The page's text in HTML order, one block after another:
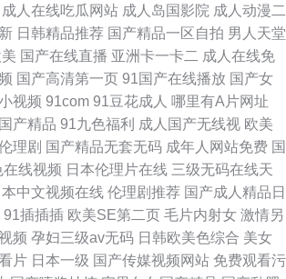
成人在线吃瓜网站 成人岛国影院 成人动漫二
日韩精品推荐 国产精品一区自拍 男人天堂
国产在线直播 亚洲卡一卡二 成人在线免
国产高清第一页 91国产在线播放 国产女
视频 91com 91豆花成人 哪里有A片网址
产精品 91九色福利 成人国产无线视 欧美
理剧 国产精品无套无码 成年人网站免费 国
在线视频 日本伦理片在线 三级无码在线天
本中文视频在线 伦理剧推荐 国产成人精品日
91插插插 欧美SE第二页 毛片内射女 激情另
频 孕妇三级av无码 日韩欧美色综合 美女
片 日本一级 国产传媒视频网站 免费观看污